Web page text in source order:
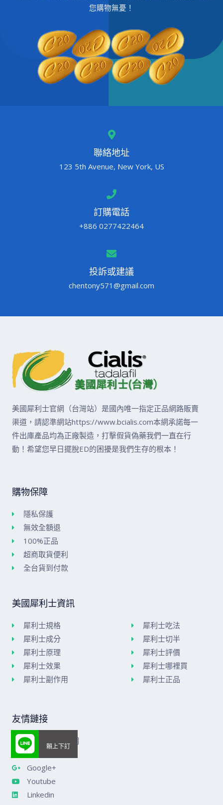
您購物無憂！
聯絡地址
123 5th Avenue, New York, US
訂購電話
+886 0277422464
投訴或建議
chentony571@gmail.com
美國犀利士官網（台灣站）是國內唯一指定正品網路販賣
渠道，請認準網站https://www.bcialis.com本網承諾每一
件出庫產品均為正廠製造，打擊假貨偽藥我們一直在行
動！希望您早日擺脫ED的困擾是我們生存的根本！
購物保障
隱私保護
無效全額退
100%正品
超商取貨便利
全台貨到付款
美國犀利士資訊
犀利士規格
犀利士成分
犀利士原理
犀利士效果
犀利士副作用
犀利士吃法
犀利士切半
犀利士評價
犀利士哪裡買
犀利士正品
友情鏈接
美國威而鋼官網
樂威莊官網
Google+
Youtube
Linkedin